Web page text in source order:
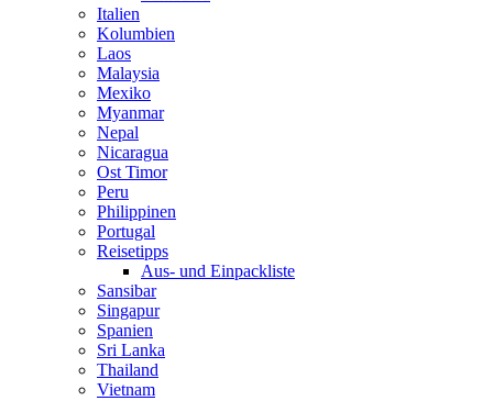
Italien
Kolumbien
Laos
Malaysia
Mexiko
Myanmar
Nepal
Nicaragua
Ost Timor
Peru
Philippinen
Portugal
Reisetipps
Aus- und Einpackliste
Sansibar
Singapur
Spanien
Sri Lanka
Thailand
Vietnam